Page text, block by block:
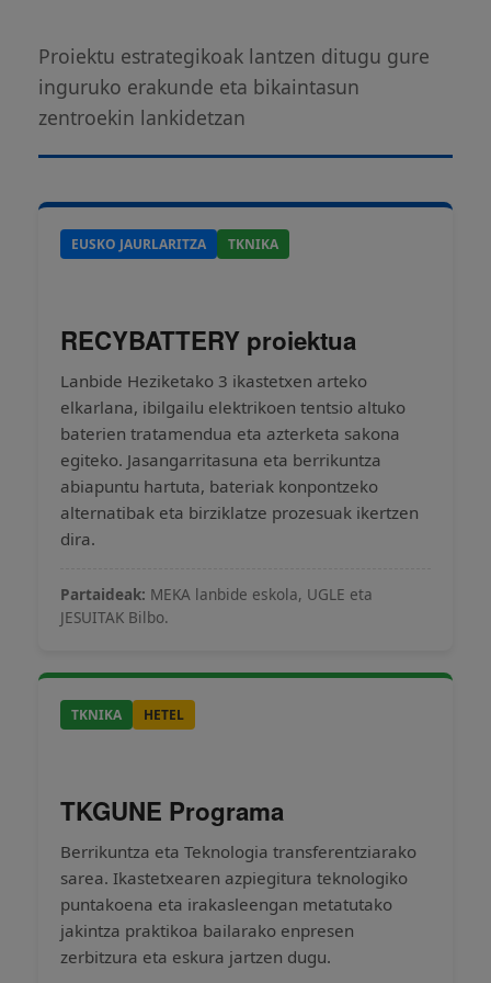
Proiektu estrategikoak lantzen ditugu gure
inguruko erakunde eta bikaintasun
zentroekin lankidetzan
EUSKO JAURLARITZA TKNIKA
RECYBATTERY proiektua
Lanbide Heziketako 3 ikastetxen arteko
elkarlana, ibilgailu elektrikoen tentsio altuko
baterien tratamendua eta azterketa sakona
egiteko. Jasangarritasuna eta berrikuntza
abiapuntu hartuta, bateriak konpontzeko
alternatibak eta birziklatze prozesuak ikertzen
dira.
Partaideak: MEKA lanbide eskola, UGLE eta
JESUITAK Bilbo.
TKNIKA HETEL
TKGUNE Programa
Berrikuntza eta Teknologia transferentziarako
sarea. Ikastetxearen azpiegitura teknologiko
puntakoena eta irakasleengan metatutako
jakintza praktikoa bailarako enpresen
zerbitzura eta eskura jartzen dugu.